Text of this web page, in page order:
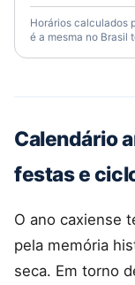
Horários calculados
é a mesma no Brasil
Calendário
festas e
O ano caxiense
pela memória
seca. Em torno